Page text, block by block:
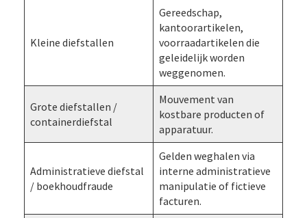
Kleine diefstallen
Gereedschap,
kantoorartikelen,
voorraadartikelen die
geleidelijk worden
weggenomen.
Grote diefstallen /
containerdiefstal
Mouvement van
kostbare producten of
apparatuur.
Administratieve diefstal
/ boekhoudfraude
Gelden weghalen via
interne administratieve
manipulatie of fictieve
facturen.